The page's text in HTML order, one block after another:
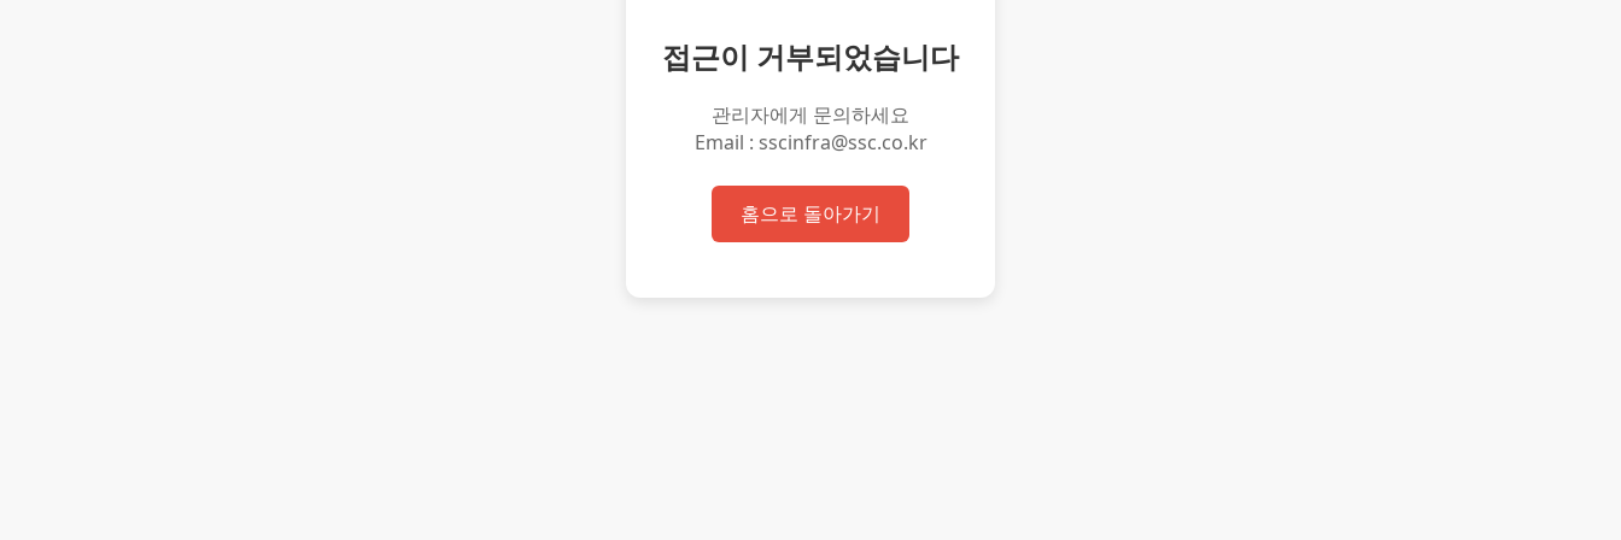
접근이 거부되었습니다
관리자에게 문의하세요
Email : sscinfra@ssc.co.kr
홈으로 돌아가기